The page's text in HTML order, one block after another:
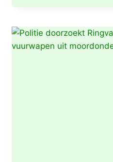
BRAND
|
BRAND